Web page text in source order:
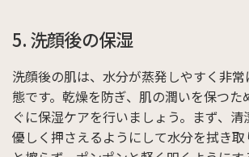
5. 洗顔後の保湿
洗顔後の肌は、水分が蒸発しやすく非
態です。乾燥を防ぎ、肌の潤いを保つた
ぐに保湿ケアを行いましょう。まず、
優しく押さえるようにして水分を拭き取